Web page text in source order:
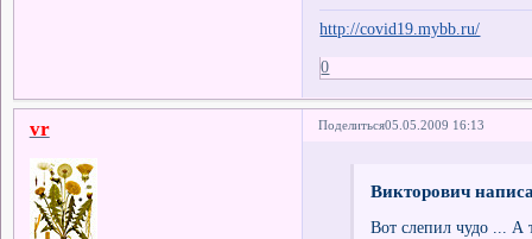
http://covid19.mybb.ru/
0
Поделиться05.05.2009 16:13
vr
Викторович
Вот слепил чудо ... А